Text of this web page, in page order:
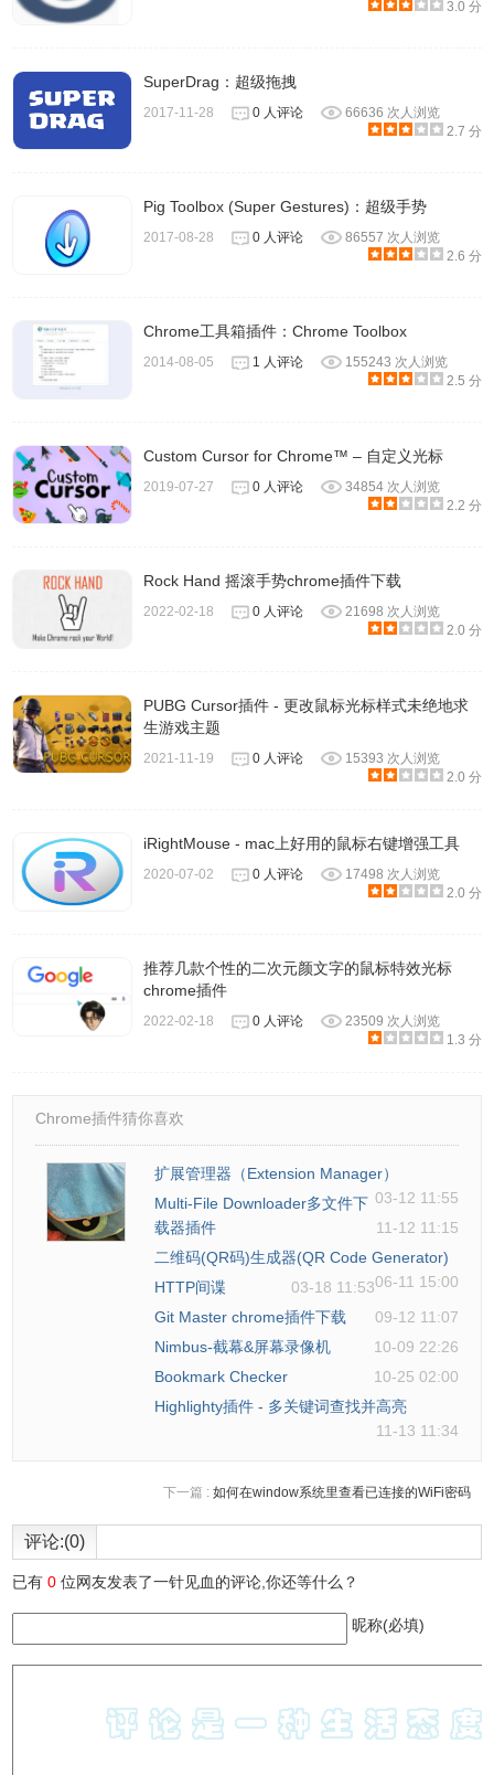
3.0 分
SuperDrag：超级拖拽
2017-11-28 0 人评论
66636 次人浏览
2.7 分
Pig Toolbox (Super Gestures)：超级手势
2017-08-28 0 人评论
86557 次人浏览
2.6 分
Chrome工具箱插件：Chrome Toolbox
2014-08-05 1 人评论
155243 次人浏览
2.5 分
Custom Cursor for Chrome™ – 自定义光标
2019-07-27 0 人评论
34854 次人浏览
2.2 分
Rock Hand 摇滚手势chrome插件下载
2022-02-18 0 人评论
21698 次人浏览
2.0 分
PUBG Cursor插件 - 更改鼠标光标样式未绝地求
生游戏主题
2021-11-19 0 人评论
15393 次人浏览
2.0 分
iRightMouse - mac上好用的鼠标右键增强工具
2020-07-02 0 人评论
17498 次人浏览
2.0 分
推荐几款个性的二次元颜文字的鼠标特效光标
chrome插件
2022-02-18 0 人评论
23509 次人浏览
1.3 分
Chrome插件猜你喜欢
扩展管理器（Extension Manager）
03-12 11:55
Multi-File Downloader多文件下
载器插件
11-12 11:15
二维码(QR码)生成器(QR Code Generator)
06-11 15:00
HTTP间谍
03-18 11:53
Git Master chrome插件下载
09-12 11:07
Nimbus-截幕&屏幕录像机
10-09 22:26
Bookmark Checker
10-25 02:00
Highlighty插件 - 多关键词查找并高亮
11-13 11:34
下一篇 : 如何在window系统里查看已连接的WiFi密码
评论:(0)
已有0 位网友发表了一针见血的评论,你还等什么？
昵称(必填)